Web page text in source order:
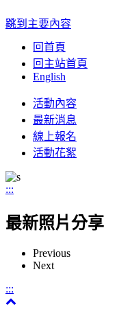
跳到主要內容
:::
回首頁
回主站首頁
English
Toggle
navigation
活動內容
最新消息
線上報名
活動花絮
:::
最新照片分享
Previous
Next
:::